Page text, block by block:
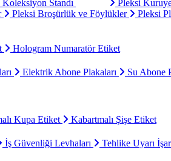
Koleksiyon Standı Pleksi
Pleksi Broşürlük ve Föylükler Pleksi
Hologram Numaratör Etiket
Elektrik Abone Plakaları Su Abone
Kupa Etiket Kabartmalı Şişe Etiket
İş Güvenliği Levhaları Tehlike Uyarı